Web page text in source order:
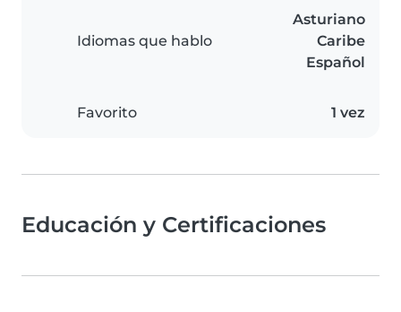
Idiomas que hablo
Asturiano
Caribe
Español
Favorito 1 vez
Educación y Certificaciones